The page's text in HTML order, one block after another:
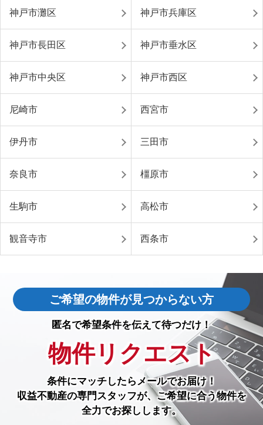
神戸市灘区 神戸市兵庫区
神戸市長田区 神戸市垂水区
神戸市中央区 神戸市西区
尼崎市 西宮市
伊丹市 三田市
奈良市 橿原市
生駒市 高松市
観音寺市 西条市
ご希望の物件が見つからない方
匿名で希望条件を伝えて待つだけ！
物件リクエスト
条件にマッチしたら メールでお届け！
収益不動産の専門スタッフが、ご希望に合う物件を
全力でお探しします。